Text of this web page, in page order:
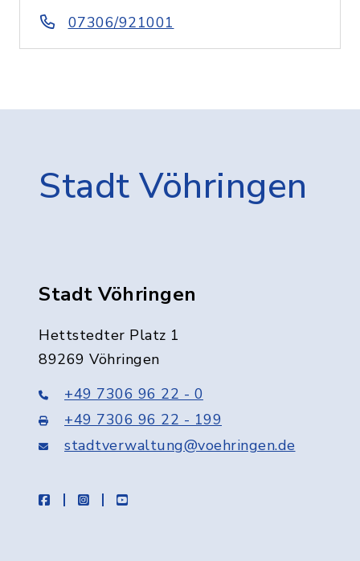
07306/921001
Stadt Vöhringen
Stadt Vöhringen
Hettstedter Platz 1
89269 Vöhringen
+49 7306 96 22 - 0
+49 7306 96 22 - 199
stadtverwaltung@voehringen.de
facebookinstagramyoutube